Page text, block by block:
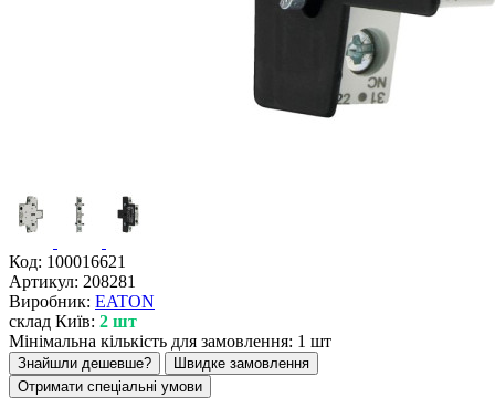
Код: 100016621
Артикул: 208281
Виробник: EATON
склад Київ: 2 шт
Мінімальна кількість для замовлення: 1 шт
Знайшли дешевше?
Швидке замовлення
Отримати спеціальні умови